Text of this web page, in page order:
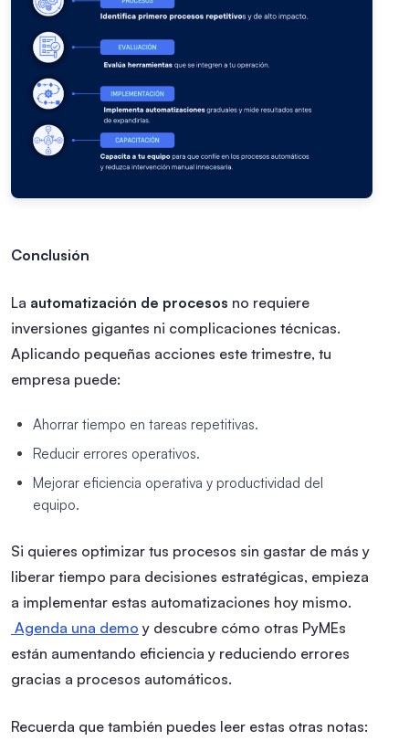
Conclusión
La automatización de procesos no requiere
inversiones gigantes ni complicaciones técnicas.
Aplicando pequeñas acciones este trimestre, tu
empresa puede:
Ahorrar tiempo en tareas repetitivas.
Reducir errores operativos.
Mejorar eficiencia operativa y productividad del
equipo.
Si quieres optimizar tus procesos sin gastar de más y
liberar tiempo para decisiones estratégicas, empieza
a implementar estas automatizaciones hoy mismo.
Agenda una demo y descubre cómo otras PyMEs
están aumentando eficiencia y reduciendo errores
gracias a procesos automáticos.
Recuerda que también puedes leer estas otras notas: